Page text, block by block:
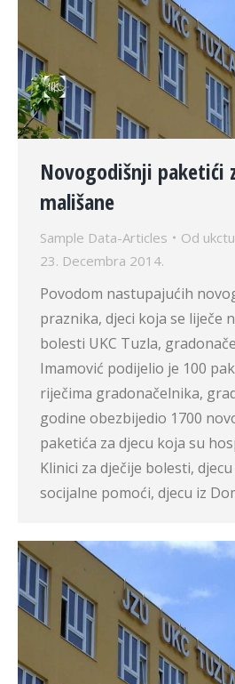
Novogodišnji paketići
mališane
Sample Data-Articles Od
23. Decembra 2014.
Povodom nastupajućih
praznika, djeci koja se liječe
bolesti UKC Tuzla,
Imamović podijelio je 100
riječima gradonačelnika,
godine obezbijedio 1700
paketića za djecu koja su
Klinici za dječije bolesti,
socijalne pomoći, djecu iz